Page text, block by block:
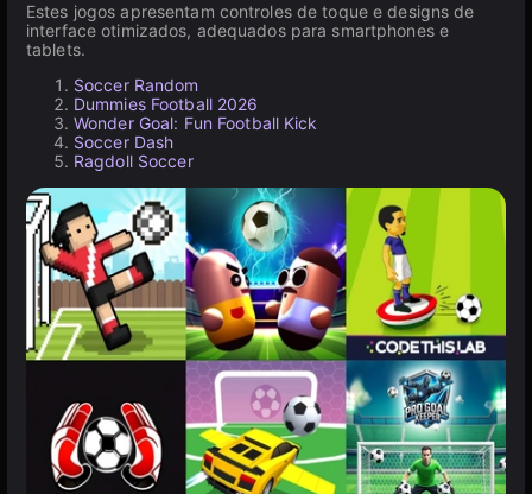
Estes jogos apresentam controles de toque e designs de
interface otimizados, adequados para smartphones e
tablets.
Soccer Random
Dummies Football 2026
Wonder Goal: Fun Football Kick
Soccer Dash
Ragdoll Soccer